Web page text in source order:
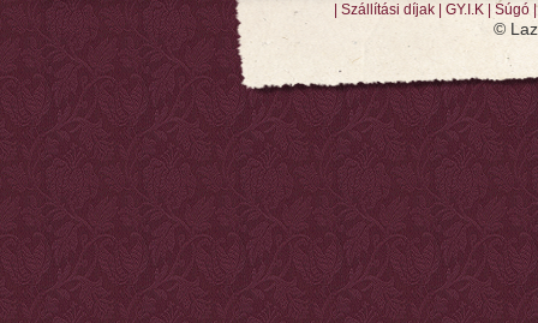
Szállítási díjak GY.I.K Súgó
©